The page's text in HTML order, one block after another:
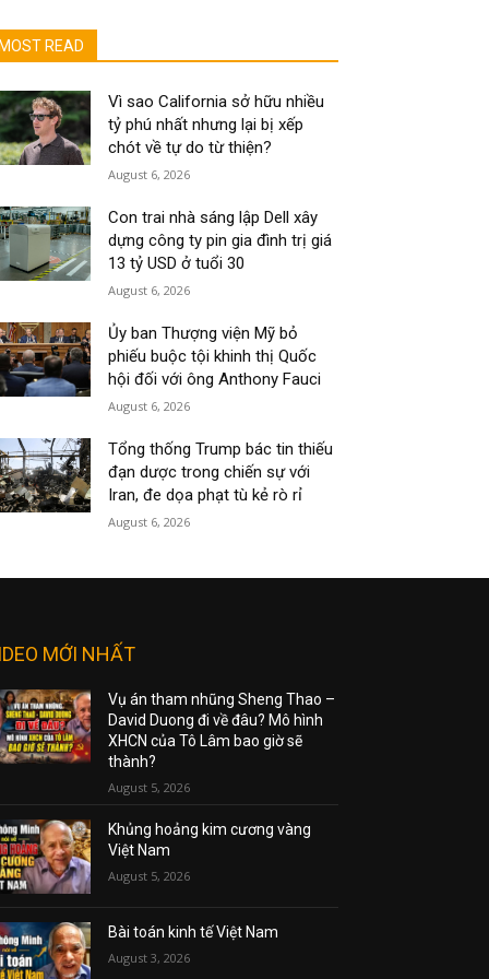
MOST READ
Vì sao California sở hữu nhiều
tỷ phú nhất nhưng lại bị xếp
chót về tự do từ thiện?
August 6, 2026
Con trai nhà sáng lập Dell xây
dựng công ty pin gia đình trị giá
13 tỷ USD ở tuổi 30
August 6, 2026
Ủy ban Thượng viện Mỹ bỏ
phiếu buộc tội khinh thị Quốc
hội đối với ông Anthony Fauci
August 6, 2026
Tổng thống Trump bác tin thiếu
đạn dược trong chiến sự với
Iran, đe dọa phạt tù kẻ rò rỉ
August 6, 2026
MỚI NHẤT
Vụ án tham nhũng Sheng Thao –
David Duong đi về đâu? Mô hình
XHCN của Tô Lâm bao giờ sẽ
thành?
August 5, 2026
Khủng hoảng kim cương vàng
Việt Nam
August 5, 2026
Bài toán kinh tế Việt Nam
August 3, 2026